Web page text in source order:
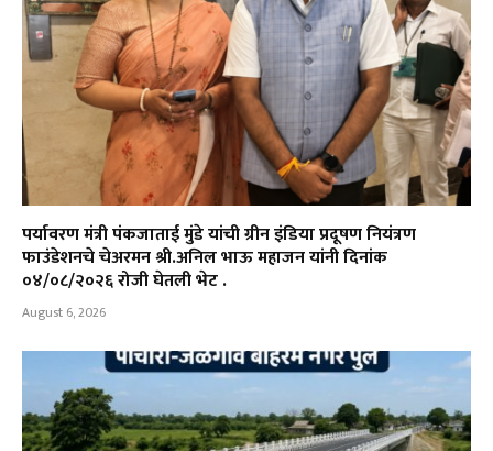
पर्यावरण मंत्री पंकजाताई मुंडे यांची ग्रीन इंडिया प्रदूषण नियंत्रण
फाउंडेशनचे चेअरमन श्री.अनिल भाऊ महाजन यांनी दिनांक
०४/०८/२०२६ रोजी घेतली भेट .
August 6, 2026